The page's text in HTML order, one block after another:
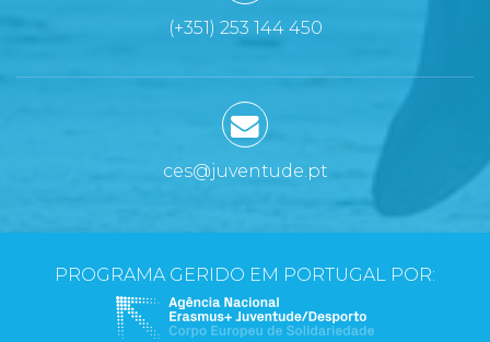
(+351) 253 144 450
ces@juventude.pt
PROGRAMA GERIDO EM PORTUGAL POR: